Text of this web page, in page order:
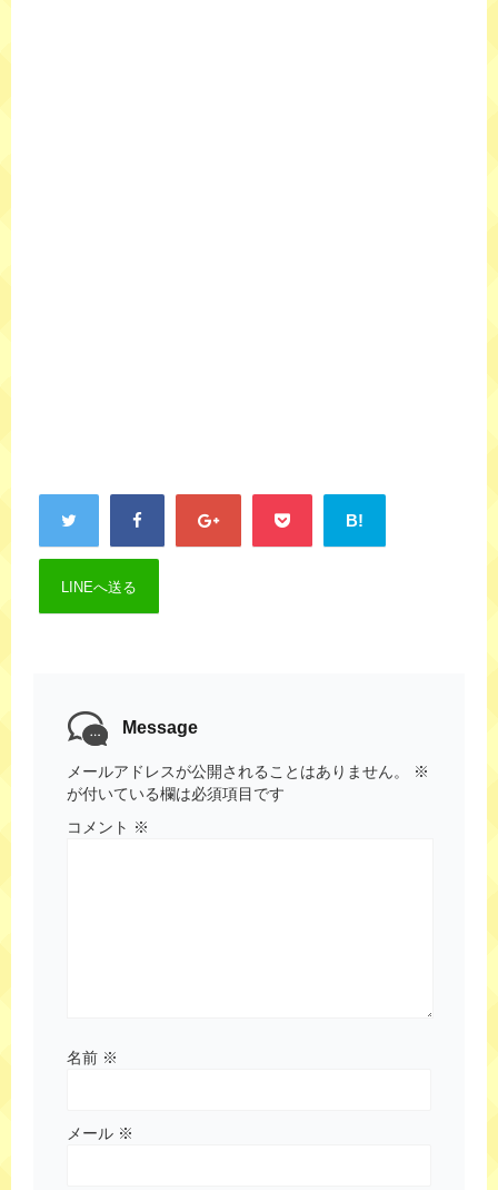
B!
LINEへ送る
Message
メールアドレスが公開されることはありません。
※
が付いている欄は必須項目です
コメント ※
名前 ※
メール ※